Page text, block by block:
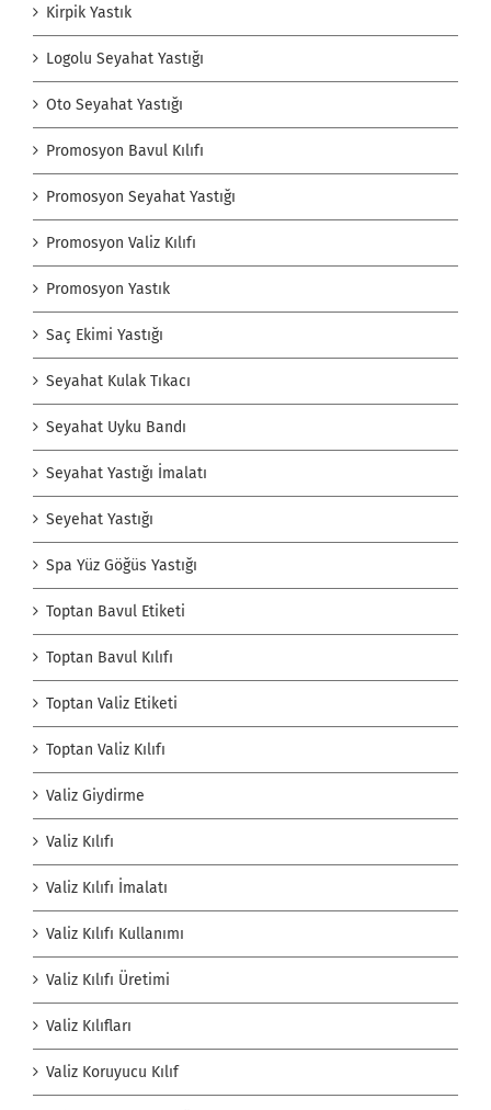
Kirpik Yastık
Logolu Seyahat Yastığı
Oto Seyahat Yastığı
Promosyon Bavul Kılıfı
Promosyon Seyahat Yastığı
Promosyon Valiz Kılıfı
Promosyon Yastık
Saç Ekimi Yastığı
Seyahat Kulak Tıkacı
Seyahat Uyku Bandı
Seyahat Yastığı İmalatı
Seyehat Yastığı
Spa Yüz Göğüs Yastığı
Toptan Bavul Etiketi
Toptan Bavul Kılıfı
Toptan Valiz Etiketi
Toptan Valiz Kılıfı
Valiz Giydirme
Valiz Kılıfı
Valiz Kılıfı İmalatı
Valiz Kılıfı Kullanımı
Valiz Kılıfı Üretimi
Valiz Kılıfları
Valiz Koruyucu Kılıf